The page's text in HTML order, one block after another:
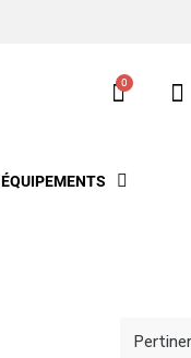
ÉQUIPEMENTS